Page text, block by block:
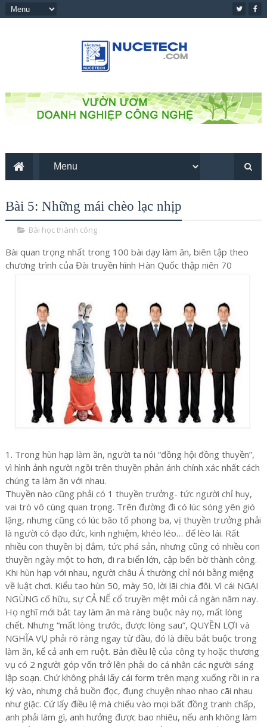
Bài 5: Những mái chèo lạc nhịp
Bài học thành công
Bài quan trọng nhất trong 100 bài dạy làm ăn, biên tập theo
chương trình của Đài truyền hình Hàn Quốc thập niên 70
1. Trong hùn hạp làm ăn, người ta nói “đồng hội đồng thuyền”,
vì hình ảnh người ngồi trên thuyền phản ánh chính xác nhất cách
chúng ta làm ăn với nhau.
Thuyền nào cũng phải có 1 thuyền trưởng- tức người chỉ huy,
vai trò vô cùng quan trọng. Trên đường đi có lúc sóng yên gió
lặng, nhưng cũng có lúc bão tố phong ba, vị thuyền trưởng phải
là người có đạo đức, kinh nghiệm, khéo léo… để lèo lái. Rất
nhiều con thuyền bị đắm, tức phá sản, nhưng cũng có nhiều con
thuyền ngày một to hơn, đi ra biển lớn, cập bến bờ thành công.
Khi hùn hạp với nhau, người châu Á thường chỉ nói bằng miệng
về luật chơi. Kiểu tao hùn 50, mày 50, lời lãi chia đôi. Vì cái NGẠI
NGÙNG cố hữu, sự CẢ NỂ cổ truyền mệt mỏi cả ngàn năm nay.
Họ nghĩ mới bắt tay làm ăn mà ràng buộc này nọ, mất lòng
chết. Nhưng “mất lòng trước, được lòng sau”, QUYỀN LỢI và
NGHĨA VỤ phải rõ ràng ngay từ đầu, đó là điều bắt buộc trong
làm ăn, kể cả anh em ruột. Bản điều lệ của công ty hoặc thương
vụ có 2 người góp vốn trở lên phải do cá nhân các người sáng
lập soạn. Chứ không phải lấy cái form trên mạng xuống rồi in ra
ký vào, nhưng chả buồn đọc, đụng chuyện nhao nhao cãi nhau
như giặc. Cứ lấy điều lệ mà chiếu vào mọi bất đồng tranh chấp,
anh phải làm gì, anh hưởng được bao nhiêu, nếu anh không làm